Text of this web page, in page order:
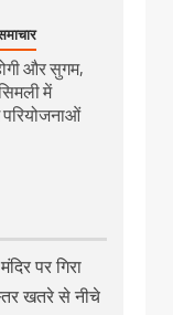
और सुगम,
में
पर गिरा
खतरे से नीचे